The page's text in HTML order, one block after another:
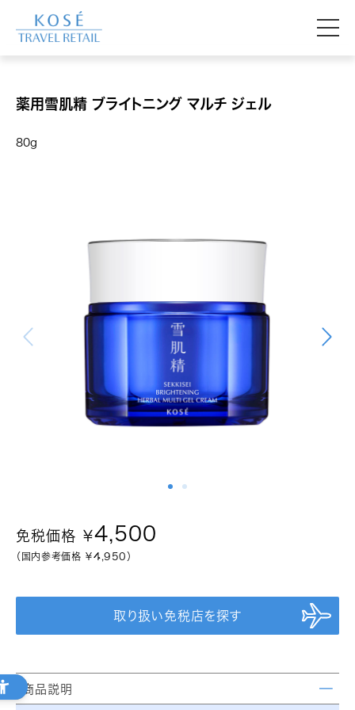
薬用雪肌精 ブライトニング マルチ ジェル
80g
免税価格 ￥4,500
（国内参考価格 ￥4,950 ）
取り扱い免税店を探す
商品説明
関西国際空港